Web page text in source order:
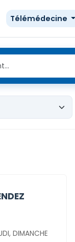
Télémédecine
DIMANCHE